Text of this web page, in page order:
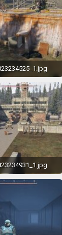
620.4 KB · Просмотры: 275
683.9 KB · Просмотры: 260